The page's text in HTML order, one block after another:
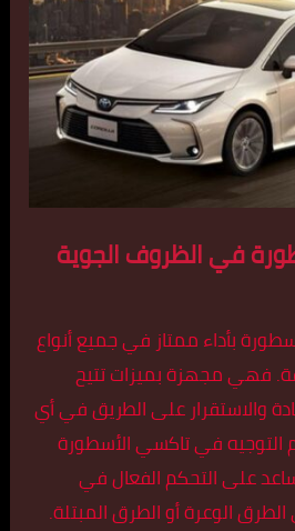
في الظروف الجوية
بأداء ممتاز في جميع أنواع
فهي مجهزة بميزات تتيح
والاستقرار على الطريق في أي
التوجيه في تاكسي الأسطورة
على التحكم الفعال في
الطرق الوعرة أو الطرق المبتلة.